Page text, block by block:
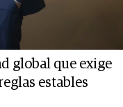
global que exige
estables